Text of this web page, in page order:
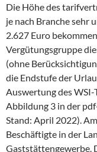
Die Höhe des
je nach Branche sehr
2.627 Euro
Vergütungsgruppe
(ohne
die Endstufe der
Auswertung des
Abbildung 3 in der
Stand: April 2022).
Beschäftigte in der
Gaststättengewerbe.